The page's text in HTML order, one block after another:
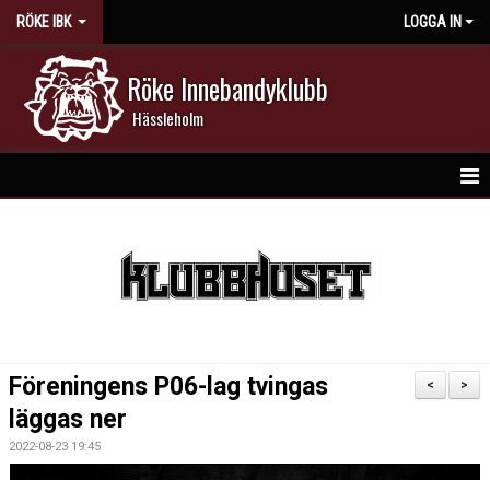
RÖKE IBK LOGGA IN
Röke Innebandyklubb
Hässleholm
MATCHER
MEDLEMSKAP
>
<
Föreningens P06-lag tvingas
läggas ner
2022-08-23 19:45